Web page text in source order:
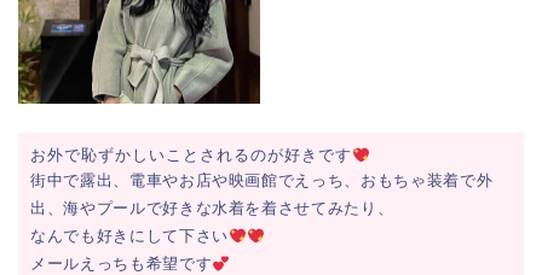
お外で恥ずかしいことされるのが好きです
街中で露出、電車やお店や映画館でえっち、おもちゃ装着で外
出、海やプールで好きな水着を着させてみたり、
なんでも好きにして下さい
メールえっちも希望です